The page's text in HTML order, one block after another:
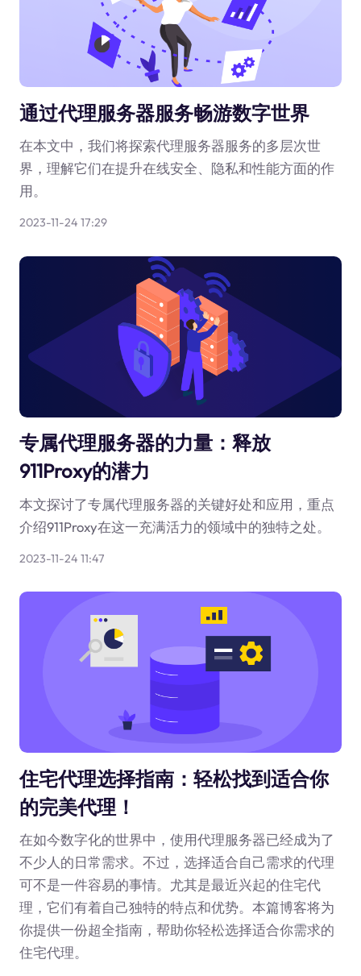
通过代理服务器服务畅游数字世界
在本文中，我们将探索代理服务器服务的多层次世
界，理解它们在提升在线安全、隐私和性能方面的作
用。
2023-11-24 17:29
专属代理服务器的力量：释放
911Proxy的潜力
本文探讨了专属代理服务器的关键好处和应用，重点
介绍911Proxy在这一充满活力的领域中的独特之处。
2023-11-24 11:47
住宅代理选择指南：轻松找到适合你
的完美代理！
在如今数字化的世界中，使用代理服务器已经成为了
不少人的日常需求。不过，选择适合自己需求的代理
可不是一件容易的事情。尤其是最近兴起的住宅代
理，它们有着自己独特的特点和优势。本篇博客将为
你提供一份超全指南，帮助你轻松选择适合你需求的
住宅代理。